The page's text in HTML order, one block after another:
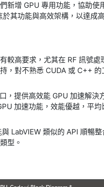
新增 GPU 專用功能，協助
其功能與高效架構，以達成
較高要求，尤其在 RF 訊號
，對不熟悉 CUDA 或 C++ 的
，提供高效能 GPU 加速解決
加速功能，效能優越，平
LabVIEW 類似的 API 順暢
型。